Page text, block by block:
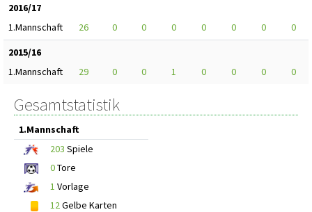
2016/17
1.Mannschaft
26 0 0 0 0 0 0
0
2015/16
1.Mannschaft
29 0 0 1 0 0 0 0
Gesamtstatistik
1.Mannschaft
203 Spiele
0Tore
1 Vorlage
12Gelbe Karten